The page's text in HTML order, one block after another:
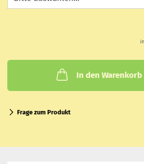
In den Warenkorb
Frage zum Produkt